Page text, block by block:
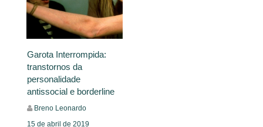
Garota Interrompida:
transtornos da
personalidade
antissocial e borderline
Breno Leonardo
15 de abril de 2019